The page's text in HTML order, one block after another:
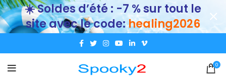
0
☀️ Soldes d’été : -7 % sur tout le
site avec le code:healing2026